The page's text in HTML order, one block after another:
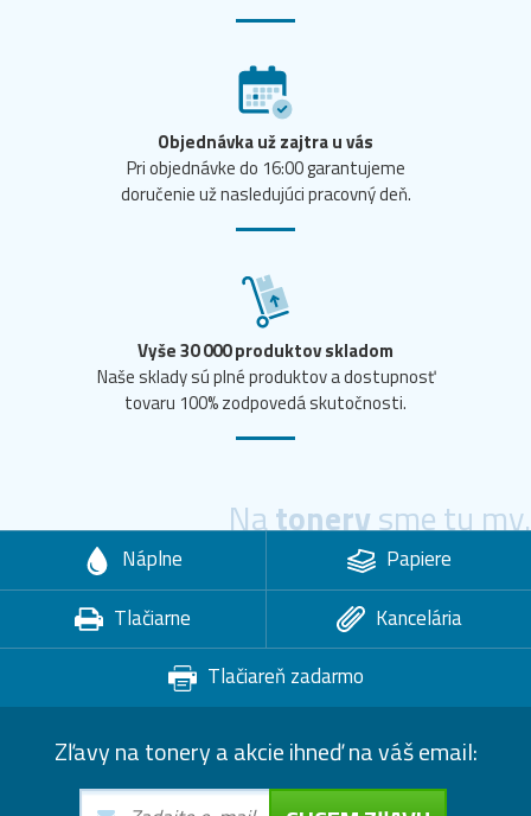
Objednávka už zajtra u vás
Pri objednávke do 16:00 garantujeme
doručenie už nasledujúci pracovný deň.
Vyše 30 000 produktov skladom
Naše sklady sú plné produktov a dostupnosť
tovaru 100% zodpovedá skutočnosti.
Natonerysme tu my.
Náplne
Papiere
Tlačiarne
Kancelária
Tlačiareň zadarmo
Zľavy na tonery a akcie ihneď na váš email: